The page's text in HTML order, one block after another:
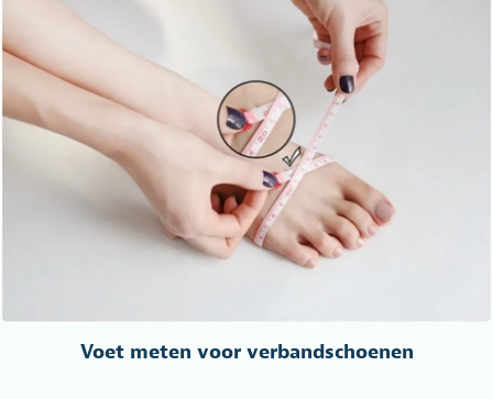
Voet meten voor verbandschoenen